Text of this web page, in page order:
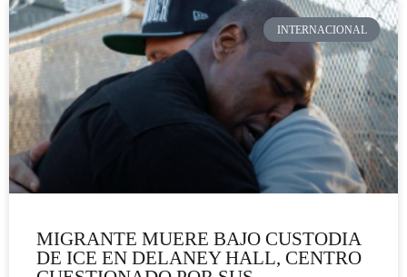
INTERNACIONAL
MIGRANTE MUERE BAJO CUSTODIA
DE ICE EN DELANEY HALL, CENTRO